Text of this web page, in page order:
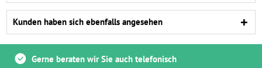
Kunden haben sich ebenfalls angesehen
Gerne beraten wir Sie auch telefonisch